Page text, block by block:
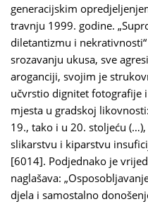
generacijskim
travnju 1999. godine.
diletantizmu i
srozavanju ukusa, sve
aroganciji, svojim je
učvrstio dignitet fotografije
mjesta u gradskoj
19., tako i u 20. stoljeću
slikarstvu i kiparstvu
[6014]. Podjednako je
naglašava:
djela i samostalno